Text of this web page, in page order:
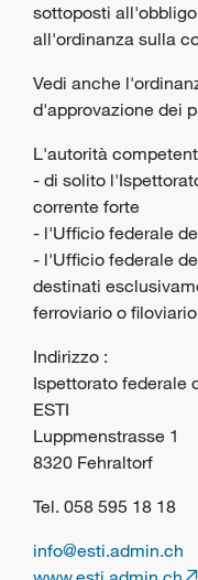
sottoposti
all'ordinanza sulla
Vedi anche
d'approvazione dei
L'autorità
- di solito
corrente forte
- l'Ufficio federale
- l'Ufficio federale
destinati
ferroviario o filoviario
Indirizzo :
Ispettorato federale
ESTI
Luppmenstrasse 1
8320 Fehraltorf
Tel. 058 595 18 18
info@esti.admin.ch